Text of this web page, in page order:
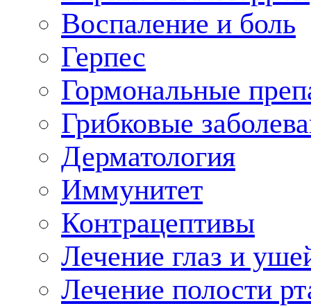
Воспаление и боль
Герпес
Гормональные
Грибковые
Дерматология
Иммунитет
Контрацептивы
Лечение глаз и
Лечение полости